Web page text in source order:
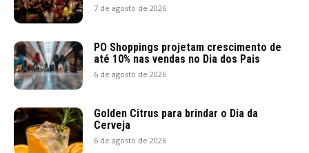
7 de agosto de 2026
PO Shoppings projetam crescimento de
até 10% nas vendas no Dia dos Pais
6 de agosto de 2026
Golden Citrus para brindar o Dia da
Cerveja
6 de agosto de 2026